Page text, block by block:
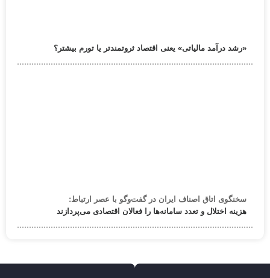
«رشد درآمد مالیاتی» یعنی اقتصاد ثروتمندتر یا تورم بیشتر؟
سخنگوی اتاق اصناف ایران در گفت‌وگو با عصر ارتباط:
هزینه اختلال و تعدد سامانه‌ها را فعالان اقتصادی می‌پردازند